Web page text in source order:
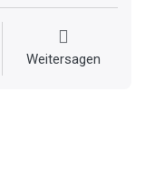
Weitersagen